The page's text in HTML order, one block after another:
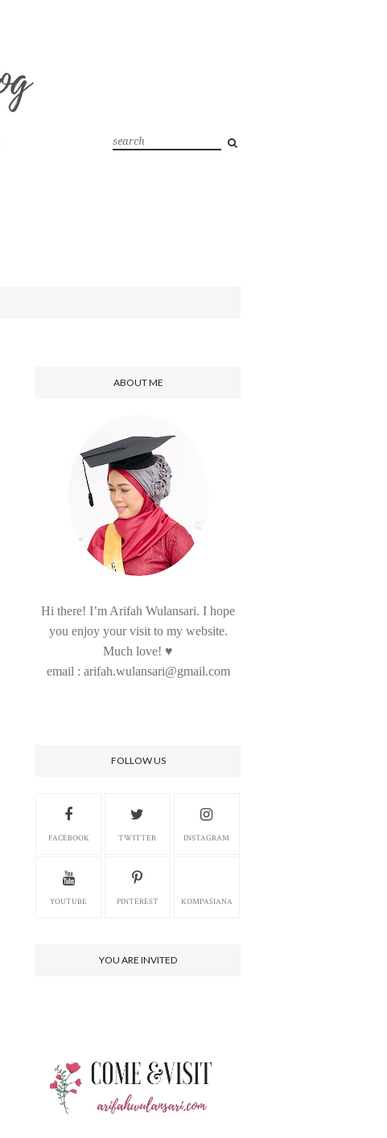
ABOUT ME
Hi there! I’m Arifah Wulansari. I hope
you enjoy your visit to my website.
Much love! ♥
email : arifah.wulansari@gmail.com
FOLLOW US
FACEBOOK TWITTER INSTAGRAM
YOUTUBE PINTEREST KOMPASIANA
YOU ARE INVITED